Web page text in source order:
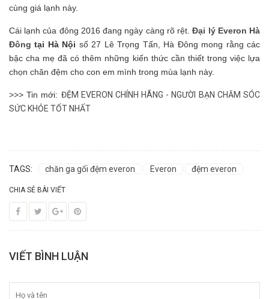
cùng giá lạnh này.
Cái lạnh của đông 2016 đang ngày càng rõ rệt.Đại lý Everon Hà
Đông tại Hà Nội số 27 Lê Trọng Tấn, Hà Đông mong rằng các
bậc cha mẹ đã có thêm những kiến thức cần thiết trong việc lựa
chọn chăn đệm cho con em mình trong mùa lạnh này.
>>> Tin mới: ĐỆM EVERON CHÍNH HÃNG - NGƯỜI BẠN CHĂM SÓC
SỨC KHỎE TỐT NHẤT
TAGS: chăn ga gối đệm everon Everon đệm everon
CHIA SẺ BÀI VIẾT
VIẾT BÌNH LUẬN